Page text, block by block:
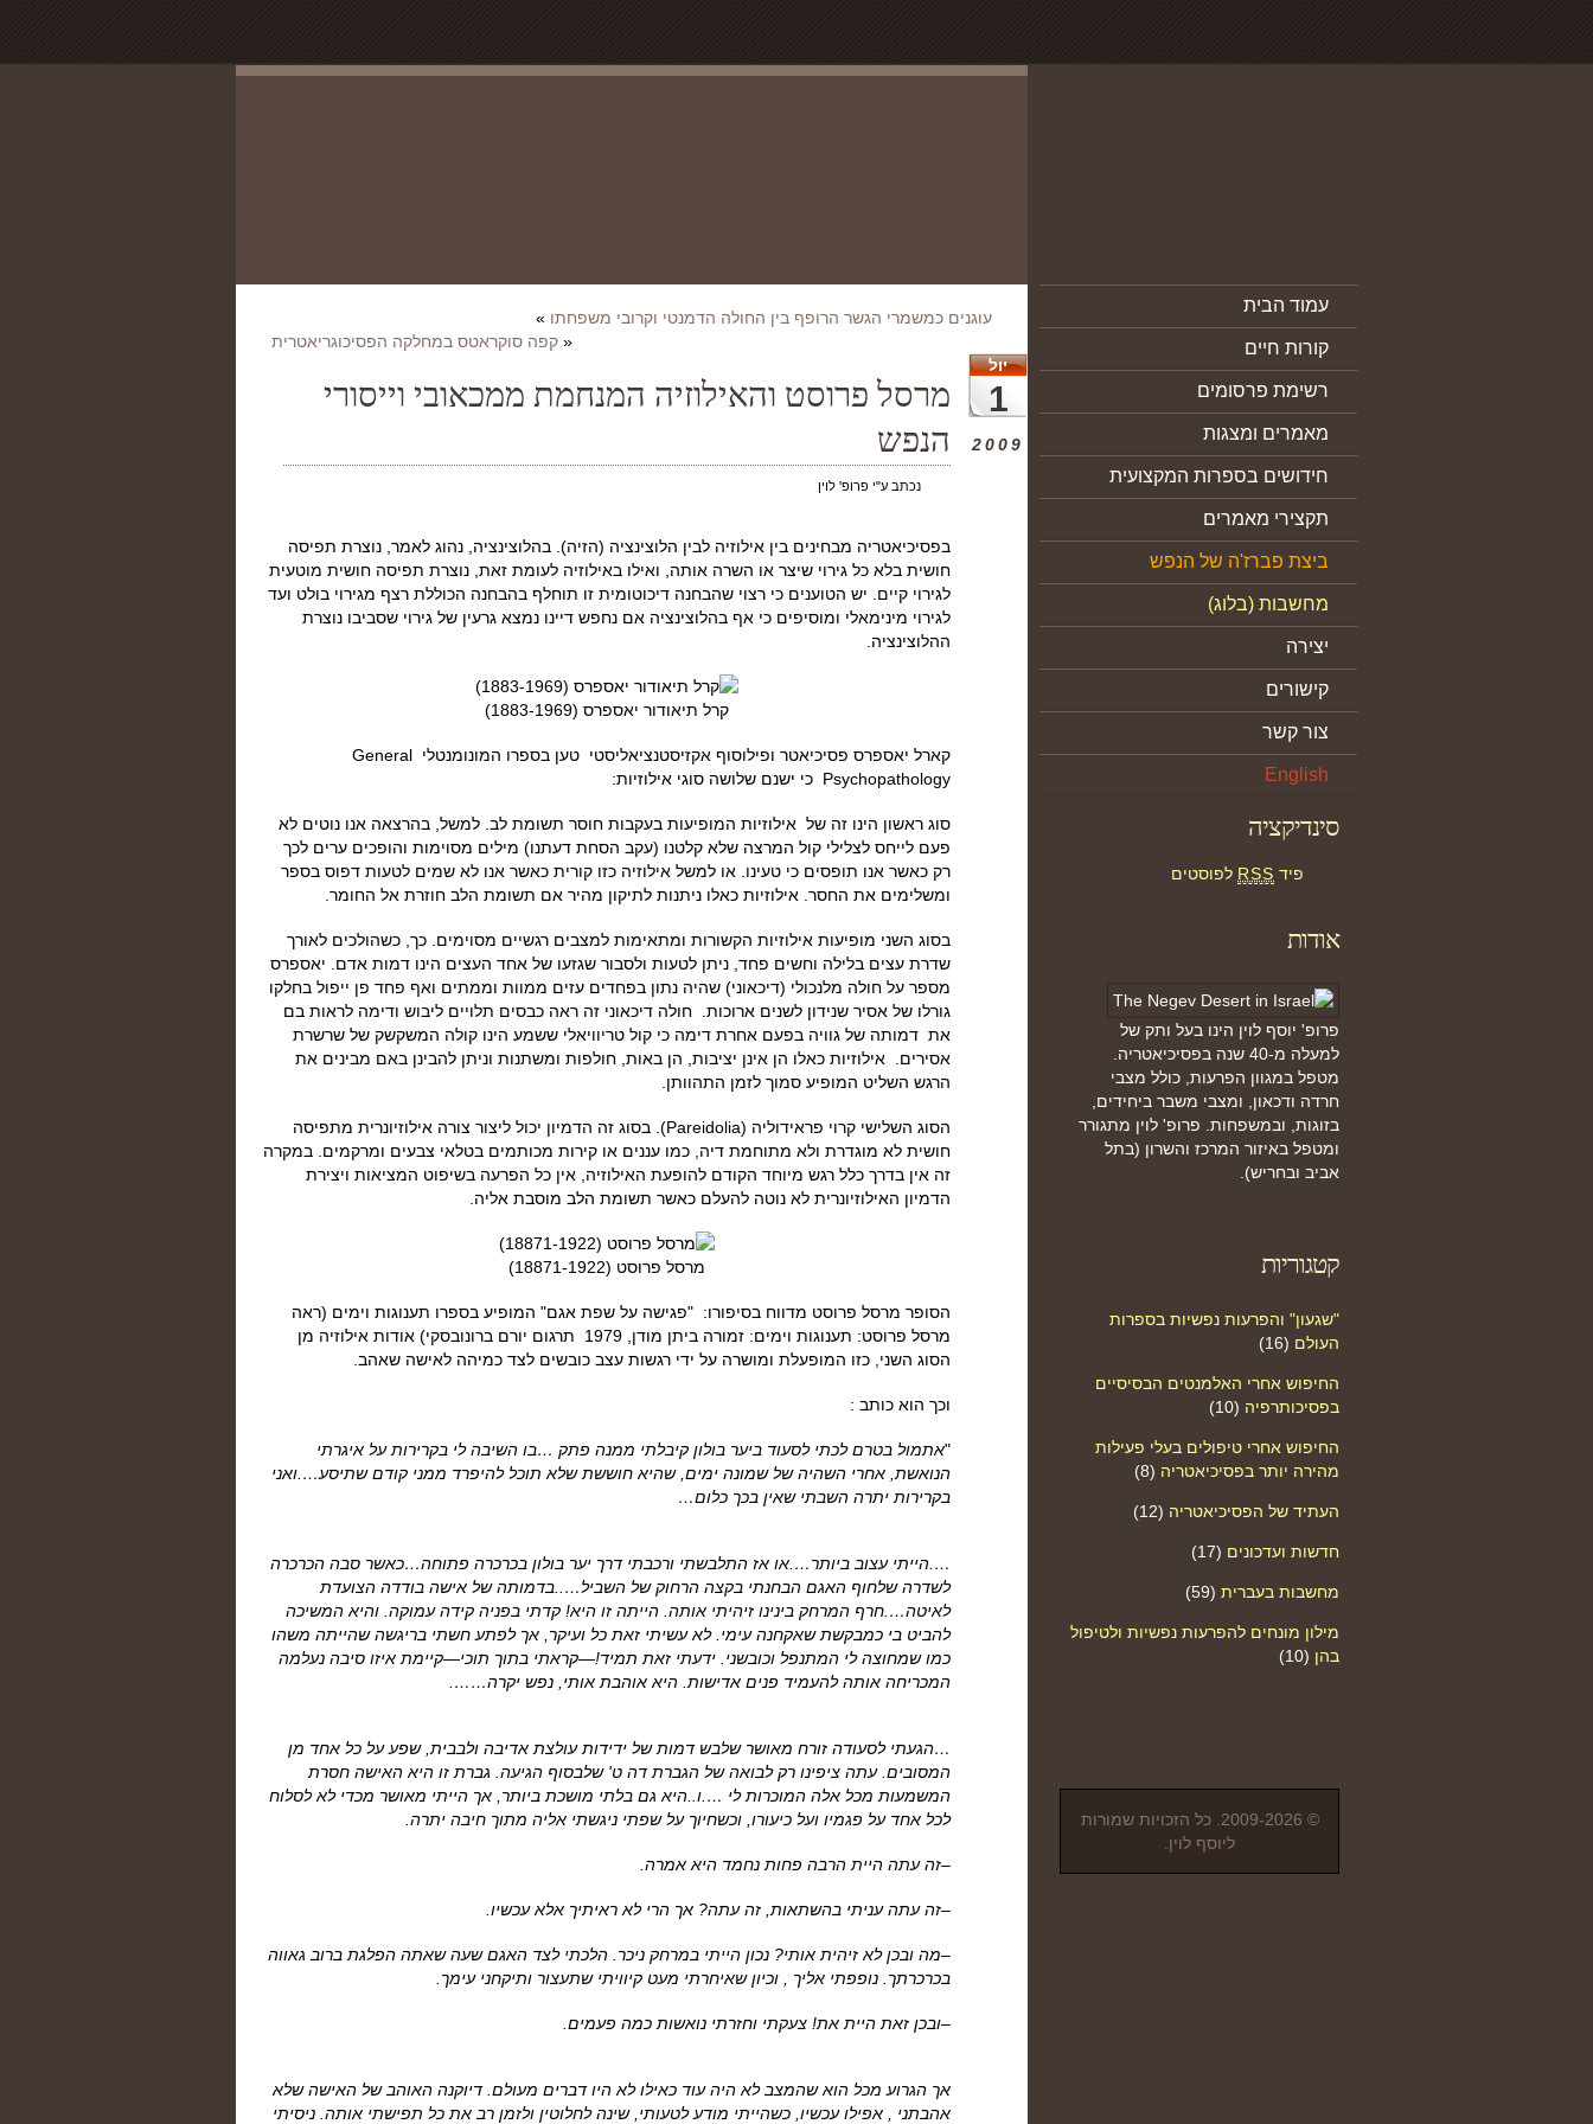
עמוד הבית
קורות חיים
רשימת פרסומים
מאמרים ומצגות
חידושים בספרות המקצועית
תקצירי מאמרים
ביצת פברז'ה של הנפש
מחשבות (בלוג)
יצירה
קישורים
צור קשר
English
סינדיקציה
פיד RSS לפוסטים
אודות
פרופ' יוסף לוין הינו בעל ותק של
למעלה מ-40 שנה בפסיכיאטריה.
מטפל במגוון הפרעות, כולל מצבי
חרדה ודכאון, ומצבי משבר ביחידים,
בזוגות, ובמשפחות. פרופ' לוין מתגורר
ומטפל באיזור המרכז והשרון (בתל
אביב ובחריש).
קטגוריות
"שגעון" והפרעות נפשיות בספרות
העולם (16)
החיפוש אחרי האלמנטים הבסיסיים
בפסיכותרפיה (10)
החיפוש אחרי טיפולים בעלי פעילות
מהירה יותר בפסיכיאטריה (8)
העתיד של הפסיכיאטריה (12)
חדשות ועדכונים (17)
מחשבות בעברית (59)
מילון מונחים להפרעות נפשיות ולטיפול
בהן (10)
© 2009-2026. כל הזכויות שמורות
ליוסף לוין.
עוגנים כמשמרי הגשר הרופף בין החולה הדמנטי וקרובי משפחתו »
« קפה סוקראטס במחלקה הפסיכוגריאטרית
יול
1
2009
מרסל פרוסט והאילוזיה המנחמת ממכאובי וייסורי
הנפש
נכתב ע"י פרופ' לוין
בפסיכיאטריה מבחינים בין אילוזיה לבין הלוצינציה (הזיה). בהלוצינציה, נהוג לאמר, נוצרת תפיסה
חושית בלא כל גירוי שיצר או השרה אותה, ואילו באילוזיה לעומת זאת, נוצרת תפיסה חושית מוטעית
לגירוי קיים. יש הטוענים כי רצוי שהבחנה דיכוטומית זו תוחלף בהבחנה הכוללת רצף מגירוי בולט ועד
לגירוי מינימאלי ומוסיפים כי אף בהלוצינציה אם נחפש דיינו נמצא גרעין של גירוי שסביבו נוצרת
ההלוצינציה.
קרל תיאודור יאספרס (1883-1969)
קארל יאספרס פסיכיאטר ופילוסוף אקזיסטנציאליסטי טען בספרו המונומנטלי General
Psychopathology כי ישנם שלושה סוגי אילוזיות:
סוג ראשון הינו זה של אילוזיות המופיעות בעקבות חוסר תשומת לב. למשל, בהרצאה אנו נוטים לא
פעם לייחס לצלילי קול המרצה שלא קלטנו (עקב הסחת דעתנו) מילים מסוימות והופכים ערים לכך
רק כאשר אנו תופסים כי טעינו. או למשל אילוזיה כזו קורית כאשר אנו לא שמים לטעות דפוס בספר
ומשלימים את החסר. אילוזיות כאלו ניתנות לתיקון מהיר אם תשומת הלב חוזרת אל החומר.
בסוג השני מופיעות אילוזיות הקשורות ומתאימות למצבים רגשיים מסוימים. כך, כשהולכים לאורך
שדרת עצים בלילה וחשים פחד, ניתן לטעות ולסבור שגזעו של אחד העצים הינו דמות אדם. יאספרס
מספר על חולה מלנכולי (דיכאוני) שהיה נתון בפחדים עזים ממוות וממתים ואף פחד פן ייפול בחלקו
גורלו של אסיר שנידון לשנים ארוכות. חולה דיכאוני זה ראה כבסים תלויים ליבוש ודימה לראות בם
את דמותה של גוויה בפעם אחרת דימה כי קול טריוויאלי ששמע הינו קולה המשקשק של שרשרת
אסירים. אילוזיות כאלו הן אינן יציבות, הן באות, חולפות ומשתנות וניתן להבינן באם מבינים את
הרגש השליט המופיע סמוך לזמן התהוותן.
הסוג השלישי קרוי פראידוליה (Pareidolia). בסוג זה הדמיון יכול ליצור צורה אילוזיונרית מתפיסה
חושית לא מוגדרת ולא מתוחמת דיה, כמו עננים או קירות מכותמים בטלאי צבעים ומרקמים. במקרה
זה אין בדרך כלל רגש מיוחד הקודם להופעת האילוזיה, אין כל הפרעה בשיפוט המציאות ויצירת
הדמיון האילוזיונרית לא נוטה להעלם כאשר תשומת הלב מוסבת אליה.
מרסל פרוסט (18871-1922)
הסופר מרסל פרוסט מדווח בסיפורו: "פגישה על שפת אגם" המופיע בספרו תענוגות וימים (ראה
מרסל פרוסט: תענוגות וימים: זמורה ביתן מודן, 1979 תרגום יורם ברונובסקי) אודות אילוזיה מן
הסוג השני, כזו המופעלת ומושרה על ידי רגשות עצב כובשים לצד כמיהה לאישה שאהב.
וכך הוא כותב :
"אתמול בטרם לכתי לסעוד ביער בולון קיבלתי ממנה פתק …בו השיבה לי בקרירות על איגרתי
הנואשת, אחרי השהיה של שמונה ימים, שהיא חוששת שלא תוכל להיפרד ממני קודם שתיסע….ואני
בקרירות יתרה השבתי שאין בכך כלום…
….הייתי עצוב ביותר….או אז התלבשתי ורכבתי דרך יער בולון בכרכרה פתוחה…כאשר סבה הכרכרה
לשדרה שלחוף האגם הבחנתי בקצה הרחוק של השביל…..בדמותה של אישה בודדה הצועדת
לאיטה….חרף המרחק בינינו זיהיתי אותה. הייתה זו היא! קדתי בפניה קידה עמוקה. והיא המשיכה
להביט בי כמבקשת שאקחנה עימי. לא עשיתי זאת כל ועיקר, אך לפתע חשתי בריגשה שהייתה משהו
כמו שמחוצה לי המתנפל וכובשני. ידעתי זאת תמיד!—קראתי בתוך תוכי—קיימת איזו סיבה נעלמה
המכריחה אותה להעמיד פנים אדישות. היא אוהבת אותי, נפש יקרה…….
…הגעתי לסעודה זורח מאושר שלבש דמות של ידידות עולצת אדיבה ולבבית, שפע על כל אחד מן
המסובים. עתה ציפינו רק לבואה של הגברת דה ט' שלבסוף הגיעה. גברת זו היא האישה חסרת
המשמעות מכל אלה המוכרות לי ….ו..היא גם בלתי מושכת ביותר, אך הייתי מאושר מכדי לא לסלוח
לכל אחד על פגמיו ועל כיעורו, וכשחיוך על שפתי ניגשתי אליה מתוך חיבה יתרה.
–זה עתה היית הרבה פחות נחמד היא אמרה.
–זה עתה עניתי בהשתאות, זה עתה? אך הרי לא ראיתיך אלא עכשיו.
–מה ובכן לא זיהית אותי? נכון הייתי במרחק ניכר. הלכתי לצד האגם שעה שאתה הפלגת ברוב גאווה
בכרכרתך. נופפתי אליך , וכיון שאיחרתי מעט קיוויתי שתעצור ותיקחני עימך.
–ובכן זאת היית את! צעקתי וחזרתי נואשות כמה פעמים.
אך הגרוע מכל הוא שהמצב לא היה עוד כאילו לא היו דברים מעולם. דיוקנה האוהב של האישה שלא
אהבתני , אפילו עכשיו, כשהייתי מודע לטעותי, שינה לחלוטין ולזמן רב את כל תפישתי אותה. ניסיתי